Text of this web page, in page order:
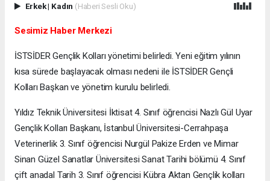
Erkek| Kadın (Haberi Sesli Oku)
Sesimiz Haber Merkezi
İSTSİDER Gençlik Kolları yönetimi belirledi. Yeni eğitim yılının
kısa sürede başlayacak olması nedeni ile İSTSİDER Gençli
Kolları Başkan ve yönetim kurulu belirledi.
Yıldız Teknik Üniversitesi İktisat 4. Sınıf öğrencisi Nazlı Gül Uyar
Gençlik Kolları Başkanı, İstanbul Üniversitesi-Cerrahpaşa
Veterinerlik 3. Sınıf öğrencisi Nurgül Pakize Erden ve Mimar
Sinan Güzel Sanatlar Üniversitesi Sanat Tarihi bölümü 4. Sınıf
çift anadal Tarih 3. Sınıf öğrencisi Kübra Aktan Gençlik kolları